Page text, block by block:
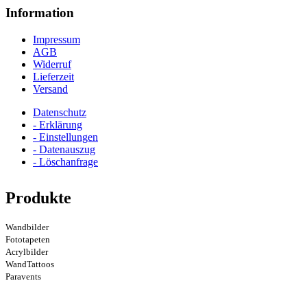
Information
Impressum
AGB
Widerruf
Lieferzeit
Versand
Datenschutz
- Erklärung
- Einstellungen
- Datenauszug
- Löschanfrage
Produkte
Wandbilder
Fototapeten
Acrylbilder
WandTattoos
Paravents